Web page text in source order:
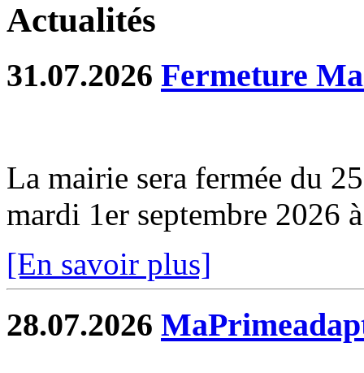
Actualités
31.07.2026 Fermeture
La mairie sera fermée du
mardi 1er septembre 2026
[En savoir plus]
28.07.2026